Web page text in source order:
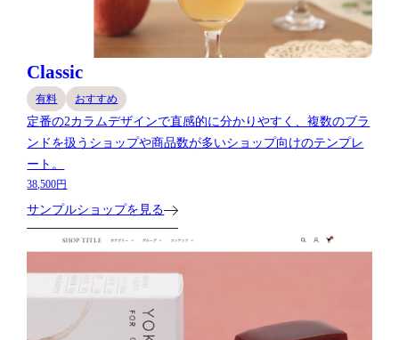
Classic
有料 おすすめ
定番の2カラムデザインで直感的に分かりやすく、複数のブラ
ンドを扱うショップや商品数が多いショップ向けのテンプレ
ート。
38,500円
サンプルショップを見る